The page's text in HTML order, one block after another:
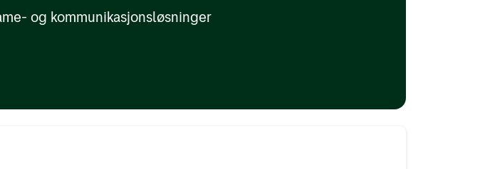
og kommunikasjonsløsninger